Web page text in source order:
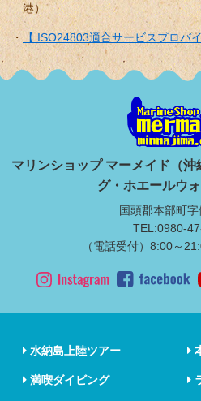
港）
【 ISO24803適合サービスプロバ
マリンショップ マーメイド（
グ・ホエールウォ
国頭郡本部町
TEL:0980-
（電話受付）8:00～
水納島上陸ツアー
満喫ダイビング